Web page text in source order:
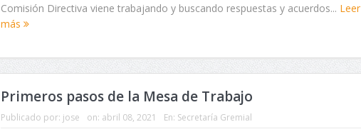
Comisión Directiva viene trabajando y buscando respuestas y acuerdos... Leer
más
Primeros pasos de la Mesa de Trabajo
Publicado por: jose on: abril 08, 2021 En: Secretaría Gremial